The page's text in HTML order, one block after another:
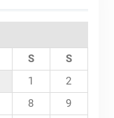
S
S
1
2
8
9